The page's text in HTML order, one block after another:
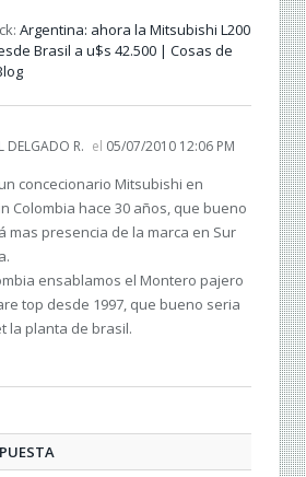
Argentina: ahora la Mitsubishi L200
Brasil a u$s 42.500 | Cosas de
DELGADO R. el 05/07/2010 12:06 PM
concecionario Mitsubishi en
Colombia hace 30 años, que bueno
mas presencia de la marca en Sur
ensablamos el Montero pajero
top desde 1997, que bueno seria
la planta de brasil.